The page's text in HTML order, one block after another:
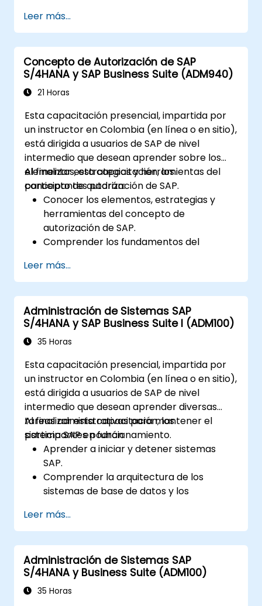
asegurar una gestión integral del sistema.
Gestionar y solucionar eficazmente los
puntos de integración entre los diversos
módulos de SAP.
Conocer las mejores prácticas para el
mantenimiento del sistema, la
resolución de problemas.
Desarrollar la capacidad de generar e
interpretar informes financieros,
operativos y de proyecto avanzados.
Leer más...
Concepto de Autorización de SAP
S/4HANA y SAP Business Suite (ADM940)
21 Horas
Esta capacitación presencial, impartida por
un instructor en Colombia (en línea o en sitio),
está dirigida a usuarios de SAP de nivel
intermedio que desean aprender sobre los
elementos, estrategias y herramientas del
concepto de autorización de SAP.
Al finalizar esta capacitación, los
participantes podrán:
Conocer los elementos, estrategias y
herramientas del concepto de
autorización de SAP.
Comprender los fundamentos del
Utilizar el mantenimiento de roles para
crear y asignar autorizaciones.
Leer más...
Administración de Sistemas SAP
S/4HANA y SAP Business Suite I (ADM100)
35 Horas
Esta capacitación presencial, impartida por
un instructor en Colombia (en línea o en sitio),
está dirigida a usuarios de SAP de nivel
intermedio que desean aprender diversas
tareas administrativas para mantener el
sistema SAP en funcionamiento.
Al finalizar esta capacitación, los
participantes podrán:
Aprender a iniciar y detener sistemas
SAP.
Comprender la arquitectura de los
sistemas de base de datos y los
Configurar sistemas y crear destinos RFC.
Programar y monitorear trabajos en
segundo plano.
Leer más...
Administración de Sistemas SAP
S/4HANA y Business Suite (ADM100)
35 Horas